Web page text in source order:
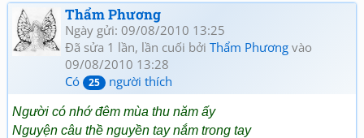
Thẩm Phương
Ngày gửi: 09/08/2010 13:25
Đã sửa 1 lần, lần cuối bởi Thẩm Phương vào
09/08/2010 13:28
Có
25 người thích
Người có nhớ đêm mùa thu năm ấy
Nguyện câu thề nguyền tay nắm trong tay